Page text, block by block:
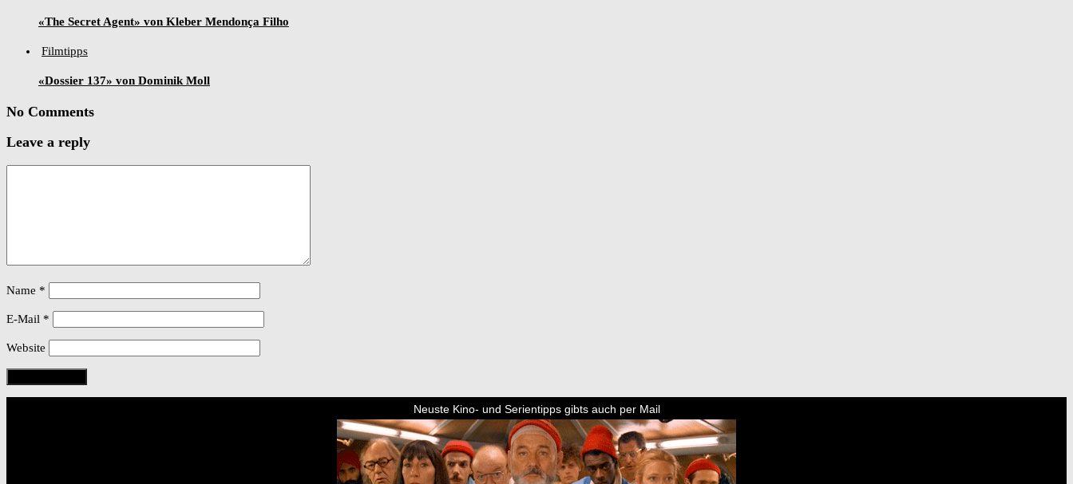
«The Secret Agent» von Kleber Mendonça Filho
Filmtipps
«Dossier 137» von Dominik Moll
No Comments
Leave a reply
Name *
E-Mail *
Website